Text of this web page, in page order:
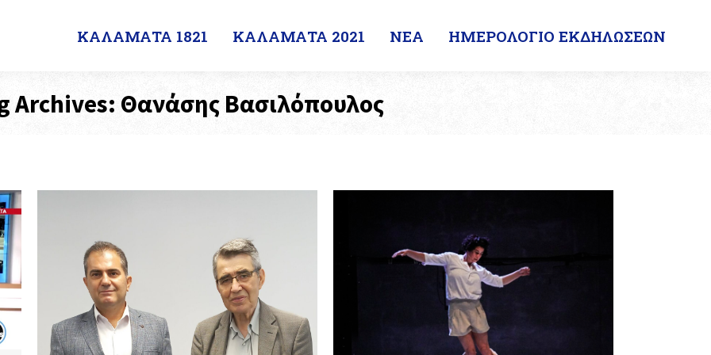
ΚΑΛΑΜΑΤΑ 1821 ΚΑΛΑΜΑΤΑ 2021 ΝΕΑ ΗΜΕΡΟΛΟΓΙΟ ΕΚΔΗΛΩΣΕΩΝ
Archives: Θανάσης Βασιλόπουλος